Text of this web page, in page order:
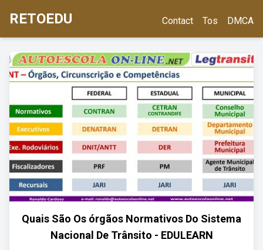
RETOEDU Contact Tos DMCA
Quais São Os órgãos Normativos Do Sistema
Nacional De Trânsito - EDULEARN